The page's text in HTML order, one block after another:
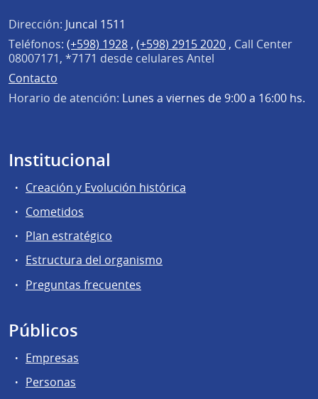
Dirección: Juncal 1511
Teléfonos: (+598) 1928 , (+598) 2915 2020 , Call Center
08007171, *7171 desde celulares Antel
Contacto
Horario de atención: Lunes a viernes de 9:00 a 16:00 hs.
Institucional
Creación y Evolución histórica
Cometidos
Plan estratégico
Estructura del organismo
Preguntas frecuentes
Públicos
Empresas
Personas